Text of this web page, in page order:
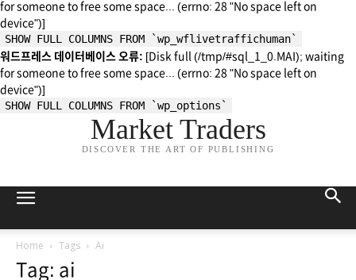
for someone to free some space... (errno: 28 "No space left on
device")]
SHOW FULL COLUMNS FROM `wp_wflivetraffichuman`
워드프레스 데이터베이스 오류: [Disk full (/tmp/#sql_1_0.MAI); waiting
for someone to free some space... (errno: 28 "No space left on
device")]
SHOW FULL COLUMNS FROM `wp_options`
Market Traders
DISCOVER THE ART OF PUBLISHING
Home Tags Ai
Tag: ai